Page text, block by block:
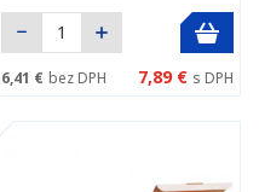
6,41 € bez DPH 7,89 € s DPH